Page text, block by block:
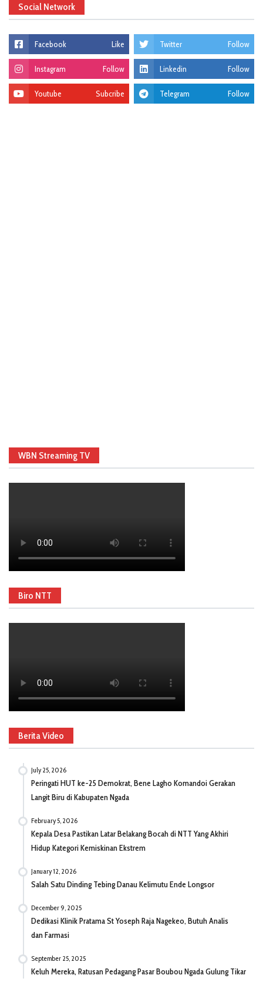
Social Network
Facebook Like Twitter Follow
Instagram Follow Linkedin Follow
Youtube Subcribe Telegram Follow
WBN Streaming TV
Biro NTT
Berita Video
July 25, 2026
Peringati HUT ke-25 Demokrat, Bene Lagho Komandoi Gerakan
Langit Biru di Kabupaten Ngada
February 5, 2026
Kepala Desa Pastikan Latar Belakang Bocah di NTT Yang Akhiri
Hidup Kategori Kemiskinan Ekstrem
January 12, 2026
Salah Satu Dinding Tebing Danau Kelimutu Ende Longsor
December 9, 2025
Dedikasi Klinik Pratama St Yoseph Raja Nagekeo, Butuh Analis
dan Farmasi
September 25, 2025
Keluh Mereka, Ratusan Pedagang Pasar Boubou Ngada Gulung Tikar